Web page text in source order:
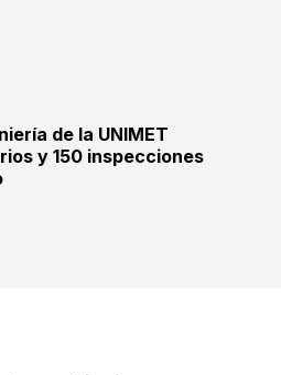
de la UNIMET
y 150 inspecciones